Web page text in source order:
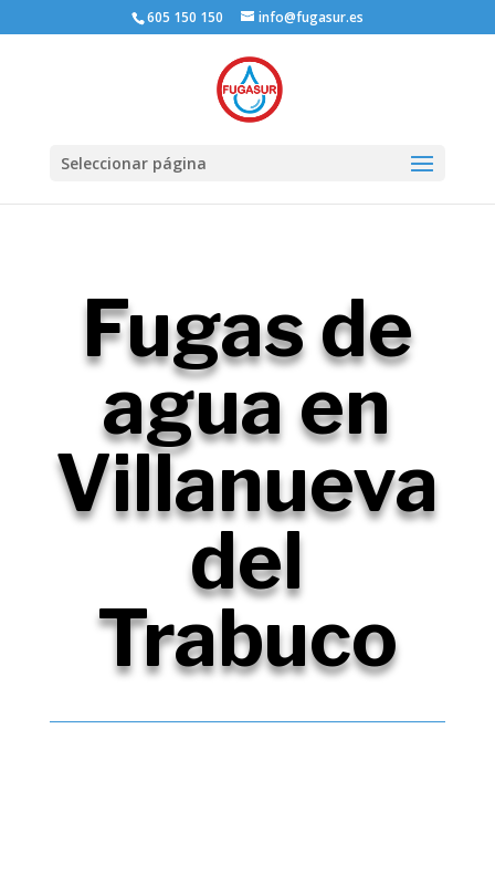
605 150 150 info@fugasur.es
Seleccionar página
Fugas de
agua en
Villanueva
del
Trabuco